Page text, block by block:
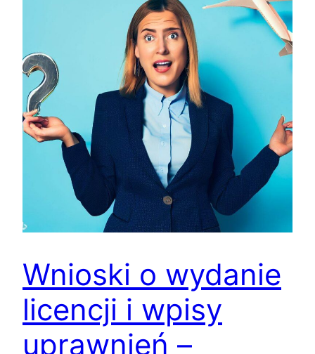
Wnioski o wydanie
licencji i wpisy
uprawnień –